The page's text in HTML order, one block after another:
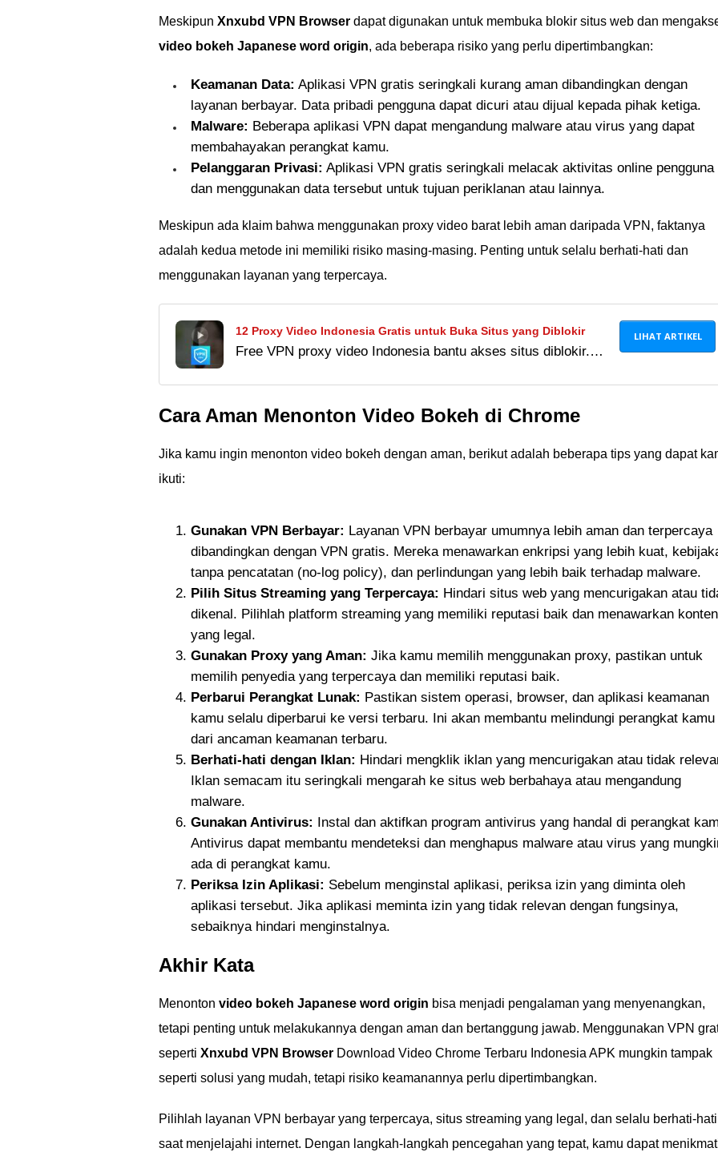
Meskipun Xnxubd VPN Browser dapat digunakan untuk membuka blokir situs web dan
video bokeh Japanese word origin, ada beberapa risiko yang perlu dipertimbangkan:
Keamanan Data: Aplikasi VPN gratis seringkali kurang aman dibandingkan dengan
layanan berbayar. Data pribadi pengguna dapat dicuri atau dijual kepada pihak ketiga.
Malware: Beberapa aplikasi VPN dapat mengandung malware atau virus yang dapat
membahayakan perangkat kamu.
Pelanggaran Privasi: Aplikasi VPN gratis seringkali melacak aktivitas online pengguna
dan menggunakan data tersebut untuk tujuan periklanan atau lainnya.
Meskipun ada klaim bahwa menggunakan proxy video barat lebih aman daripada VPN, faktanya
adalah kedua metode ini memiliki risiko masing-masing. Penting untuk selalu berhati-hati dan
menggunakan layanan yang terpercaya.
12 Proxy Video Indonesia Gratis untuk Buka Situs yang Diblokir
Free VPN proxy video Indonesia bantu akses situs diblokir.
LIHAT ARTIKEL
Cara Aman Menonton Video Bokeh di Chrome
Jika kamu ingin menonton video bokeh dengan aman, berikut adalah beberapa tips yang dapat
ikuti:
Gunakan VPN Berbayar: Layanan VPN berbayar umumnya lebih aman dan terpercaya
dibandingkan dengan VPN gratis. Mereka menawarkan enkripsi yang lebih kuat,
tanpa pencatatan (no-log policy), dan perlindungan yang lebih baik terhadap malware.
Pilih Situs Streaming yang Terpercaya: Hindari situs web yang mencurigakan atau
dikenal. Pilihlah platform streaming yang memiliki reputasi baik dan menawarkan konten
yang legal.
Gunakan Proxy yang Aman: Jika kamu memilih menggunakan proxy, pastikan untuk
memilih penyedia yang terpercaya dan memiliki reputasi baik.
Perbarui Perangkat Lunak: Pastikan sistem operasi, browser, dan aplikasi keamanan
kamu selalu diperbarui ke versi terbaru. Ini akan membantu melindungi perangkat kamu
dari ancaman keamanan terbaru.
Berhati-hati dengan Iklan: Hindari mengklik iklan yang mencurigakan atau tidak
Iklan semacam itu seringkali mengarah ke situs web berbahaya atau mengandung
malware.
Gunakan Antivirus: Instal dan aktifkan program antivirus yang handal di perangkat
Antivirus dapat membantu mendeteksi dan menghapus malware atau virus yang
ada di perangkat kamu.
Periksa Izin Aplikasi: Sebelum menginstal aplikasi, periksa izin yang diminta oleh
aplikasi tersebut. Jika aplikasi meminta izin yang tidak relevan dengan fungsinya,
sebaiknya hindari menginstalnya.
Akhir Kata
Menonton video bokeh Japanese word origin bisa menjadi pengalaman yang menyenangkan,
tetapi penting untuk melakukannya dengan aman dan bertanggung jawab. Menggunakan VPN
seperti Xnxubd VPN Browser Download Video Chrome Terbaru Indonesia APK mungkin tampak
seperti solusi yang mudah, tetapi risiko keamanannya perlu dipertimbangkan.
Pilihlah layanan VPN berbayar yang terpercaya, situs streaming yang legal, dan selalu berhati-hati
saat menjelajahi internet. Dengan langkah-langkah pencegahan yang tepat, kamu dapat